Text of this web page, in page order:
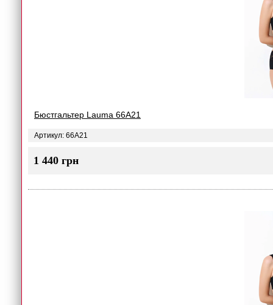
Бюстгальтер Lauma 66A21
Артикул: 66A21
1 440 грн